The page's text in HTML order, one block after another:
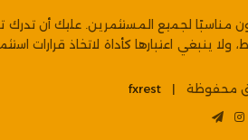
مناسبًا لجميع المستثمرين. عليك أن تدرك
اعتبارها كأداة لاتخاذ قرارات
fxrest
‫YouTube
انستقرام